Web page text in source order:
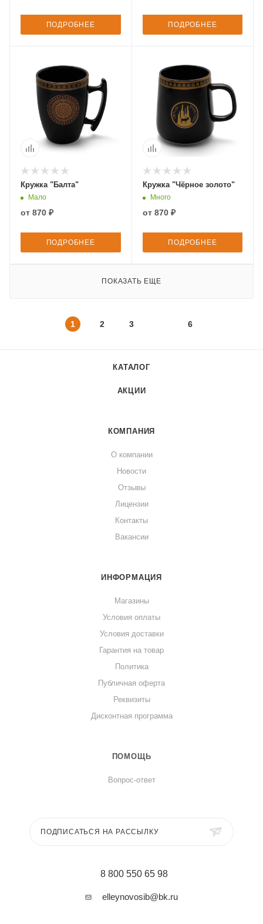
ПОДРОБНЕЕ ПОДРОБНЕЕ
Кружка "Балта"
Мало
от 870 ₽
ПОДРОБНЕЕ
Кружка "Чёрное золото"
Много
от 870 ₽
ПОДРОБНЕЕ
ПОКАЗАТЬ ЕЩЕ
1 2 3 6
КАТАЛОГ
АКЦИИ
КОМПАНИЯ
О компании
Новости
Отзывы
Лицензии
Контакты
Вакансии
ИНФОРМАЦИЯ
Магазины
Условия оплаты
Условия доставки
Гарантия на товар
Политика
Публичная оферта
Реквизиты
Дисконтная программа
ПОМОЩЬ
Вопрос-ответ
ПОДПИСАТЬСЯ НА РАССЫЛКУ
8 800 550 65 98
elleynovosib@bk.ru